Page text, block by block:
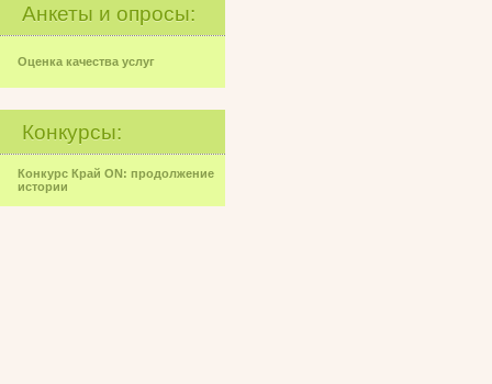
Анкеты и опросы:
Оценка качества услуг
Конкурсы:
Конкурс Край ON: продолжение
истории